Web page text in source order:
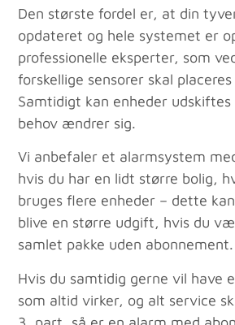
Den største fordel er, at din
opdateret og hele systemet er
professionelle eksperter, som
forskellige sensorer skal
Samtidigt kan enheder
behov ændrer sig.
Vi anbefaler et alarmsystem
hvis du har en lidt større bolig,
bruges flere enheder – dette
blive en større udgift, hvis du
samlet pakke uden abonnement.
Hvis du samtidig gerne vil have
som altid virker, og alt service